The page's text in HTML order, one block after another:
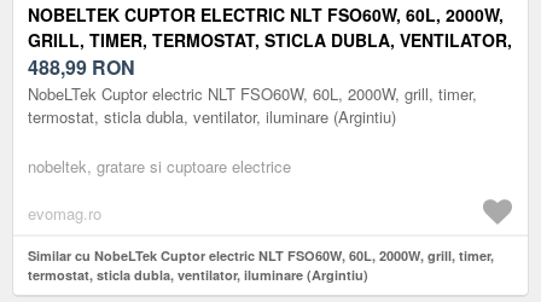
NOBELTEK CUPTOR ELECTRIC NLT FSO60W, 60L, 2000W,
GRILL, TIMER, TERMOSTAT, STICLA DUBLA, VENTILATOR,
ILUMINARE (ARGINTIU)
488,99 RON
NobeLTek Cuptor electric NLT FSO60W, 60L, 2000W, grill, timer,
termostat, sticla dubla, ventilator, iluminare (Argintiu)
nobeltek, gratare si cuptoare electrice
evomag.ro
Similar cu NobeLTek Cuptor electric NLT FSO60W, 60L, 2000W, grill, timer,
termostat, sticla dubla, ventilator, iluminare (Argintiu)